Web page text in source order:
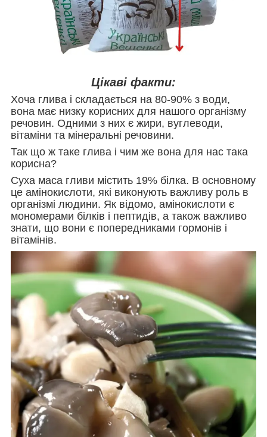
Цікаві факти:
Хоча глива і складається на 80-90% з води,
вона має низку корисних для нашого організму
речовин. Одними з них є жири, вуглеводи,
вітаміни та мінеральні речовини.
Так що ж таке глива і чим же вона для нас така
корисна?
Суха маса гливи містить 19% білка. В основному
це амінокислоти, які виконують важливу роль в
організмі людини. Як відомо, амінокислоти є
мономерами білків і пептидів, а також важливо
знати, що вони є попередниками гормонів і
вітамінів.